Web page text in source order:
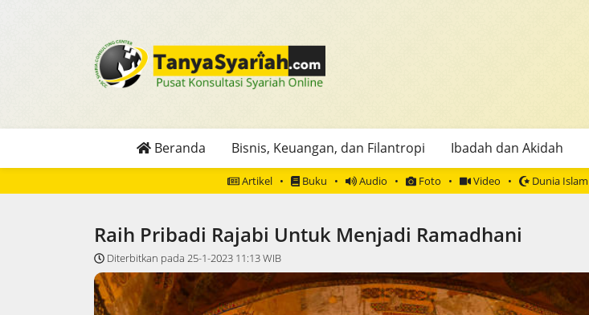
Beranda Bisnis, Keuangan, dan Filantropi Ibadah dan Akidah
Artikel Buku Audio Foto Video Dunia Islam
Raih Pribadi Rajabi Untuk Menjadi Ramadhani
Diterbitkan pada 25-1-2023 11:13 WIB